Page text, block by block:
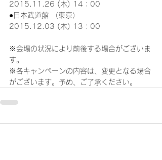
2015.11.26 (木) 14：00
●日本武道館 （東京）
2015.12.03 (木) 13：00
※会場の状況により前後する場合がございま
す。
※各キャンペーンの内容は、変更となる場合
がございます。予め、ご了承ください。